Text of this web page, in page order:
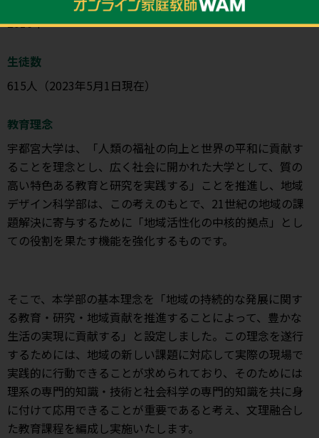
2016年
生徒数
615人（2023年5月1日現在）
教育理念
宇都宮大学は、「人類の福祉の向上と世界の平和に貢献す
ることを理念とし、広く社会に開かれた大学として、質の
高い特色ある教育と研究を実践する」ことを推進し、地域
デザイン科学部は、この考えのもとで、21世紀の地域の課
題解決に寄与するために「地域活性化の中核的拠点」とし
ての役割を果たす機能を強化するものです。
そこで、本学部の基本理念を「地域の持続的な発展に関す
る教育・研究・地域貢献を推進することによって、豊かな
生活の実現に貢献する」と設定しました。この理念を遂行
するためには、地域の新しい課題に対応して実際の現場で
実践的に行動できることが求められており、そのためには
理系の専門的知識・技術と社会科学の専門的知識を共に身
に付けて応用できることが重要であると考え、文理融合し
た教育課程を編成し実施いたします。